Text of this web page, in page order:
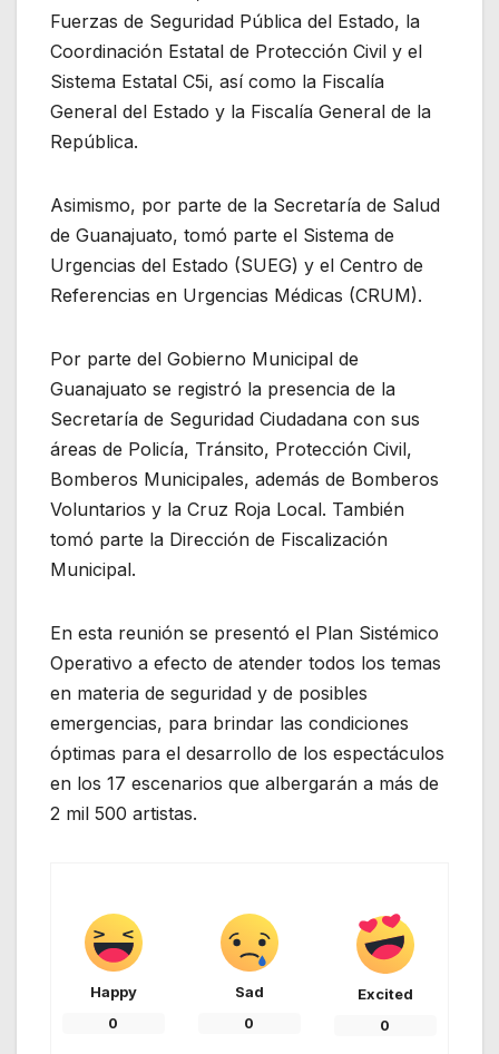
Fuerzas de Seguridad Pública del Estado, la
Coordinación Estatal de Protección Civil y el
Sistema Estatal C5i, así como la Fiscalía
General del Estado y la Fiscalía General de la
República.
Asimismo, por parte de la Secretaría de Salud
de Guanajuato, tomó parte el Sistema de
Urgencias del Estado (SUEG) y el Centro de
Referencias en Urgencias Médicas (CRUM).
Por parte del Gobierno Municipal de
Guanajuato se registró la presencia de la
Secretaría de Seguridad Ciudadana con sus
áreas de Policía, Tránsito, Protección Civil,
Bomberos Municipales, además de Bomberos
Voluntarios y la Cruz Roja Local. También
tomó parte la Dirección de Fiscalización
Municipal.
En esta reunión se presentó el Plan Sistémico
Operativo a efecto de atender todos los temas
en materia de seguridad y de posibles
emergencias, para brindar las condiciones
óptimas para el desarrollo de los espectáculos
en los 17 escenarios que albergarán a más de
2 mil 500 artistas.
Happy
0
Sad
0
Excited
0